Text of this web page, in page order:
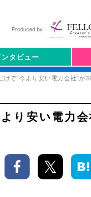
Produced by
ンタビュー
けで“今より安い電力会社”
り安い電力